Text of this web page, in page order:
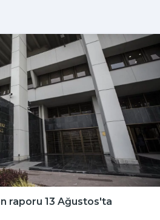
raporu 13 Ağustos'ta